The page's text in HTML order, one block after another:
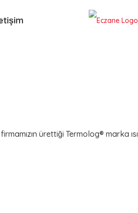
ürettiği Termolog® marka ısı